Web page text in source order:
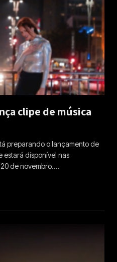
clipe de música
preparando o lançamento de
estará disponível nas
de novembro.…